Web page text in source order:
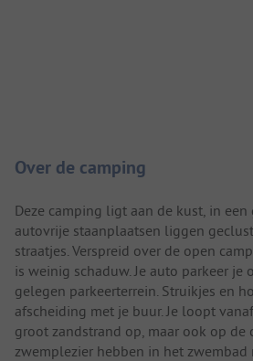
Over de camping
Deze camping ligt aan de kust, in een
autovrije staanplaatsen liggen
straatjes. Verspreid over de open
is weinig schaduw. Je auto parkeer je
gelegen parkeerterrein. Struikjes en
afscheiding met je buur. Je loopt
groot zandstrand op, maar ook op de
zwemplezier hebben in het zwembad